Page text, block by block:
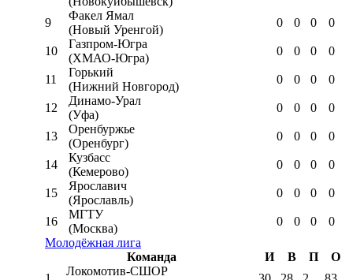
9
Факел Ямал
(Новый Уренгой)
0 0 0 0
10
Газпром-Югра
(ХМАО-Югра)
0 0 0 0
11
Горький
(Нижний Новгород)
0 0 0 0
12
Динамо-Урал
(Уфа)
0 0 0 0
13
Оренбуржье
(Оренбург)
0 0 0 0
14
Кузбасс
(Кемерово)
0 0 0 0
15
Ярославич
(Ярославль)
0 0 0 0
16
МГТУ
(Москва)
0 0 0
0
Молодёжная лига
Команда
И В П
О
Локомотив-CШОР